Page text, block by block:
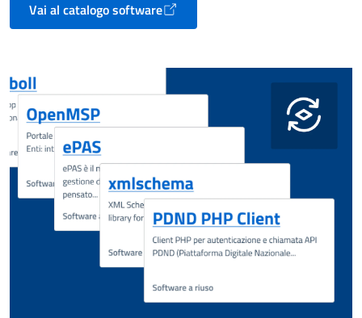
Vai al catalogo software
Apre in un nuovo tab